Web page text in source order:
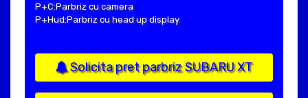
P+C:Parbriz cu camera
P+Hud:Parbriz cu head up display
Solicita pret parbriz SUBARU XT